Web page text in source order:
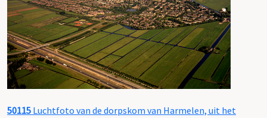
50115 Luchtfoto van de dorpskom van Harmelen, uit het